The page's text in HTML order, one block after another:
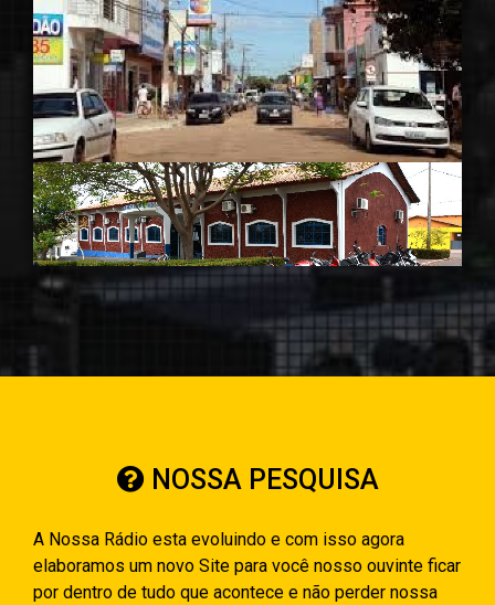
NOSSA PESQUISA
A Nossa Rádio esta evoluindo e com isso agora
elaboramos um novo Site para você nosso ouvinte ficar
por dentro de tudo que acontece e não perder nossa